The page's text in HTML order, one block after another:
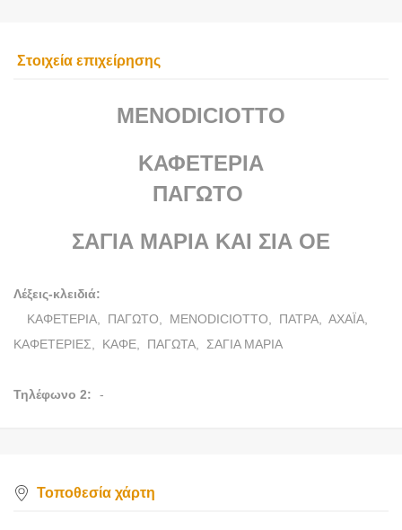
Στοιχεία επιχείρησης
MENODICIOTTO
ΚΑΦΕΤΕΡΙΑ
ΠΑΓΩΤΟ
ΣΑΓΙΑ ΜΑΡΙΑ ΚΑΙ ΣΙΑ ΟΕ
Λέξεις-κλειδιά:
ΚΑΦΕΤΕΡΙΑ,
ΠΑΓΩΤΟ, MENODICIOTTO, ΠΑΤΡΑ,
ΑΧΑΪΑ,
ΚΑΦΕΤΕΡΙΕΣ,
ΚΑΦΕ, ΠΑΓΩΤΑ, ΣΑΓΙΑ ΜΑΡΙΑ
Τηλέφωνο 2: -
Τοποθεσία χάρτη